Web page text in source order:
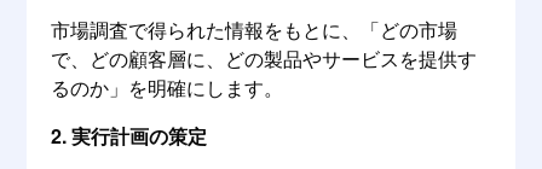
市場調査で得られた情報をもとに、「どの市場
で、どの顧客層に、どの製品やサービスを提供す
るのか」を明確にします。
2. 実行計画の策定